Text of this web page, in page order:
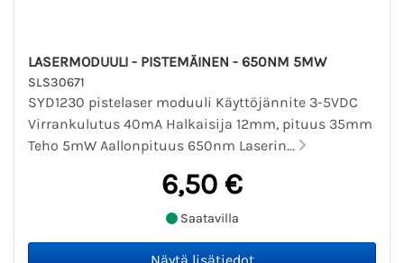
LASERMODUULI - PISTEMÄINEN - 650NM 5MW
SLS30671
SYD1230 pistelaser moduuli Käyttöjännite 3-5VDC
Virrankulutus 40mA Halkaisija 12mm, pituus 35mm
Teho 5mW Aallonpituus 650nm Laserin...
6,50 €
Saatavilla